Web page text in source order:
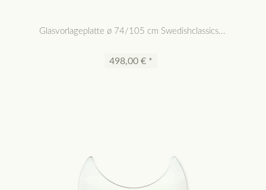
Glasvorlageplatte ø 74/105 cm Swedishclassics...
498,00 € *